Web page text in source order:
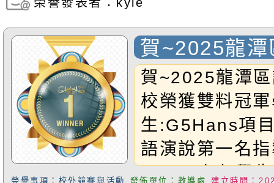
瀏覽次數：312
賀~2025龍
賽 本校榮獲
賀~2025龍潭
校榮獲雙料冠
生:G5Hans項
語演說第一名
Selina主任學
榮譽事項：校外競賽與活動 發佈單位：教導處 建立時間：